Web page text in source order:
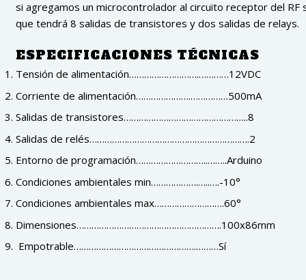
si agregamos un microcontrolador al circuito receptor del
que tendrá 8 salidas de transistores y dos salidas de relays.
ESPECIFICACIONES TÉCNICAS
Tensión de alimentación……………………….…………12VDC
Corriente de alimentación………………….……………500mA
Salidas de transistores…………………………………………..8
Salidas de relés……………………………………………………….2
Entorno de programación………………………..……..Arduino
Condiciones ambientales min……………….…..….-10°
Condiciones ambientales max……………………….60°
Dimensiones………………………………………………….100x86mm
Empotrable………………………………………….………Sí